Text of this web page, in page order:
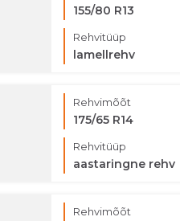
155/80 R13
Rehvitüüp
lamellrehv
Rehvimõõt
175/65 R14
Rehvitüüp
aastaringne rehv
Rehvimõõt